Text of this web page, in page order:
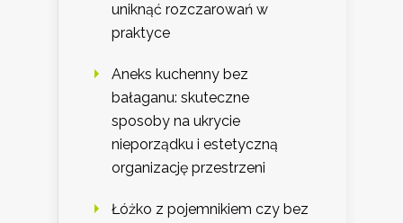
uniknąć rozczarowań w
praktyce
Aneks kuchenny bez
bałaganu: skuteczne
sposoby na ukrycie
nieporządku i estetyczną
organizację przestrzeni
Łóżko z pojemnikiem czy bez